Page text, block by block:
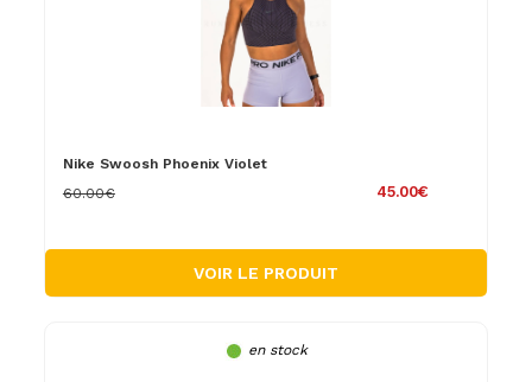
Nike Swoosh Phoenix Violet
45.00€
60.00€
VOIR LE PRODUIT
en stock